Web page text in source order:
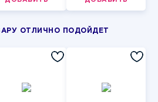
ОТЛИЧНО ПОДОЙДЕТ